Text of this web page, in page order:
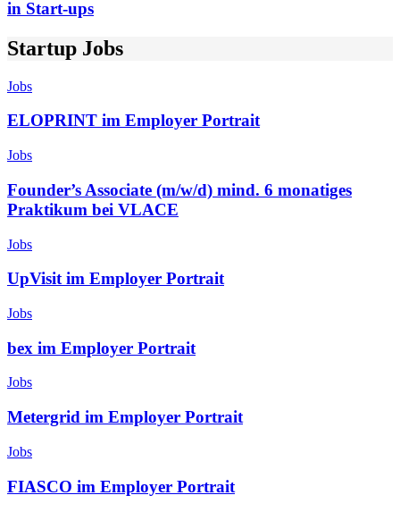
in Start-ups
Startup Jobs
Jobs
ELOPRINT im Employer Portrait
Jobs
Founder’s Associate (m/w/d) mind. 6 monatiges
Praktikum bei VLACE
Jobs
UpVisit im Employer Portrait
Jobs
bex im Employer Portrait
Jobs
Metergrid im Employer Portrait
Jobs
FIASCO im Employer Portrait